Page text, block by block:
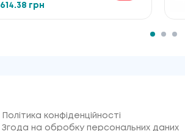
614.38 грн
Політика конфіденційності
Згода на обробку персональних даних